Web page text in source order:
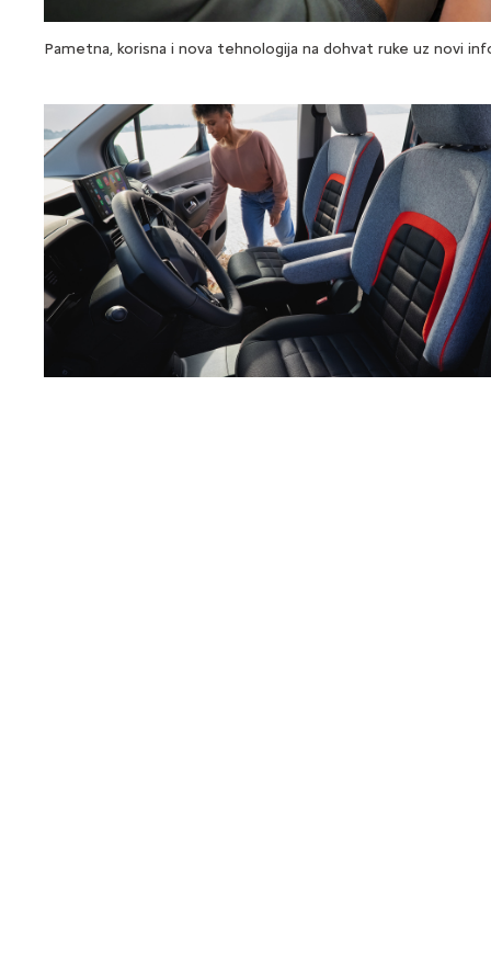
Pametna, korisna i nova tehnologija na dohvat ruke uz novi